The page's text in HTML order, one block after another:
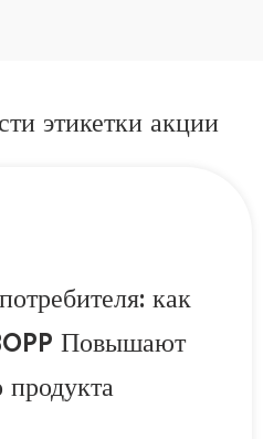
этикетки акции
как
Повышают
продукта